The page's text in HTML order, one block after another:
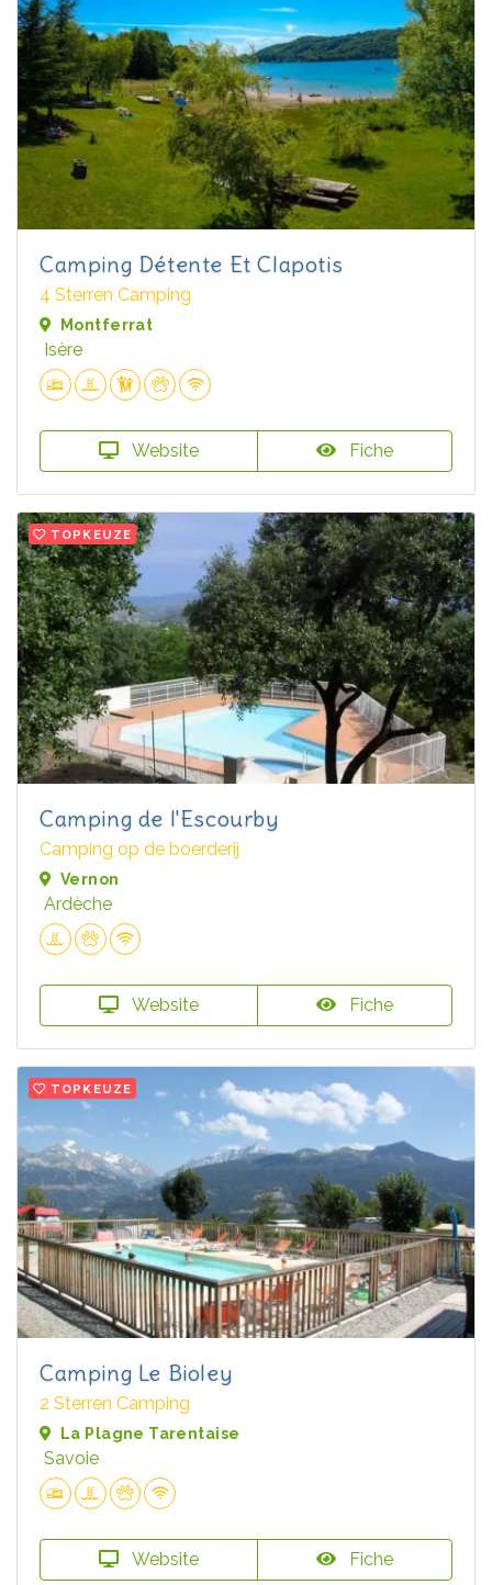
Camping Détente Et Clapotis
4 Sterren Camping
Montferrat
Isère
Website Fiche
TOPKEUZE
Camping de l'Escourby
Camping op de boerderij
Vernon
Ardèche
Website Fiche
TOPKEUZE
Camping Le Bioley
2 Sterren Camping
La Plagne Tarentaise
Savoie
Website Fiche